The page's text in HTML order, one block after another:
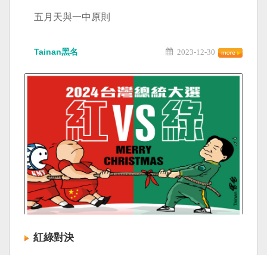
五月天與一中原則
Tainan黑名 2023-12-30
紅綠對決